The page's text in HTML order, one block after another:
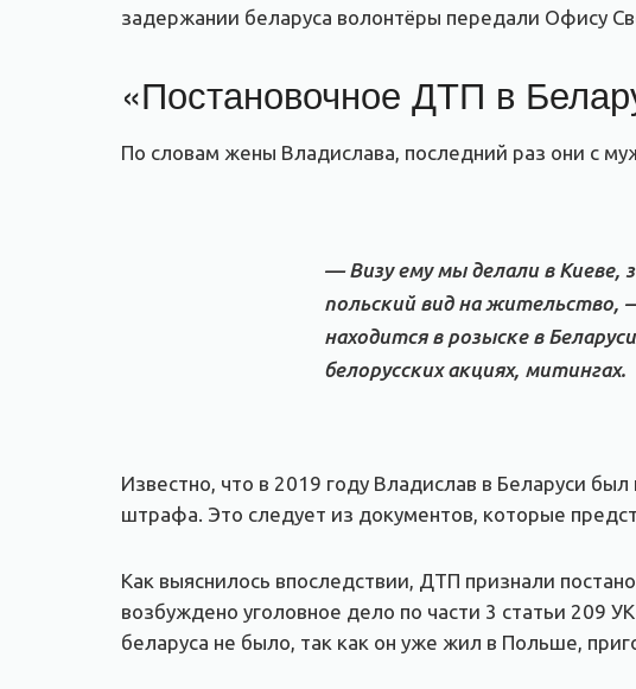
задержании беларуса волонтёры передали Офису
«Постановочное ДТП в
По словам жены Владислава, последний раз они с
— Визу ему мы делали в Киеве,
польский вид на
находится в розыске в
белорусских акциях, митингах.
Известно, что в 2019 году Владислав в Беларуси
штрафа. Это следует из документов, которые
Как выяснилось впоследствии, ДТП признали
возбуждено уголовное дело по части 3 статьи 209
беларуса не было, так как он уже жил в Польше,